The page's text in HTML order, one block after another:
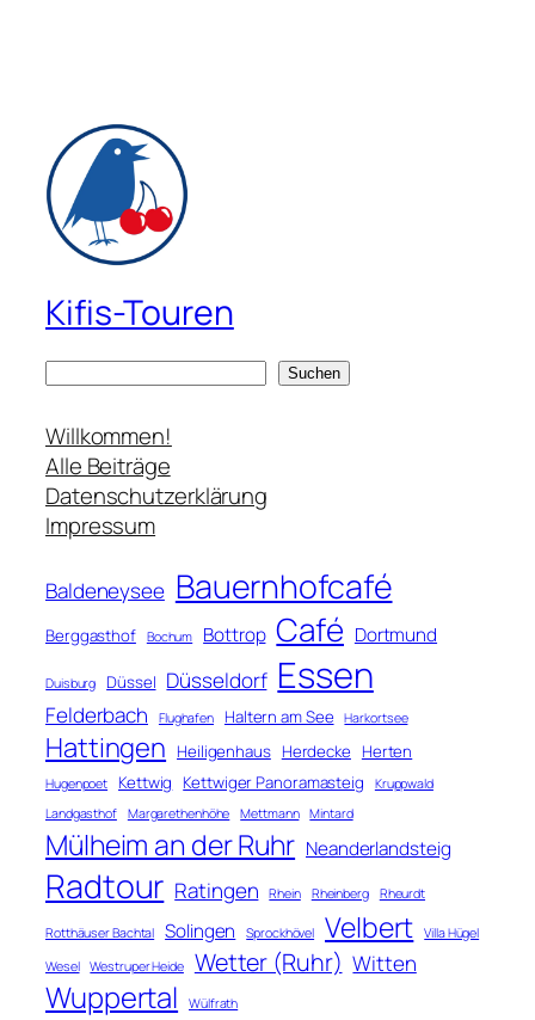
Kifis-Touren
c
h
e
n
Suchen
Willkommen!
Alle Beiträge
Datenschutzerklärung
Impressum
Baldeneysee Bauernhofcafé
Berggasthof Bochum Bottrop Café Dortmund
Duisburg Düssel Düsseldorf Essen
Felderbach Flughafen Haltern am See Harkortsee
Hattingen Heiligenhaus Herdecke Herten
Hugenpoet Kettwig Kettwiger Panoramasteig
Kruppwald
Landgasthof
Margarethenhöhe Mettmann Mintard
Mülheim an der Ruhr Neanderlandsteig
Radtour Ratingen Rhein Rheinberg Rheurdt
Rotthäuser Bachtal Solingen Sprockhövel Velbert
Villa Hügel
Wesel
Westruper Heide Wetter (Ruhr) Witten
Wuppertal Wülfrath